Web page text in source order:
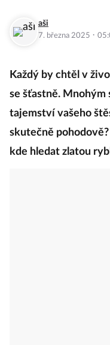
aši
7. března 2025 ·
Každý by chtěl v
se šťastně. Mnohým
tajemství vašeho
skutečně
kde hledat zlatou